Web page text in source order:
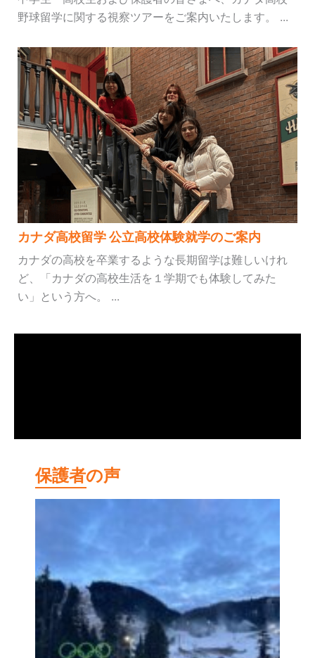
野球留学に関する視察ツアーをご案内いたします。 ...
カナダ高校留学 公立高校体験就学のご案内
カナダの高校を卒業するような長期留学は難しいけれ
ど、「カナダの高校生活を１学期でも体験してみた
い」という方へ。 ...
保護者の声